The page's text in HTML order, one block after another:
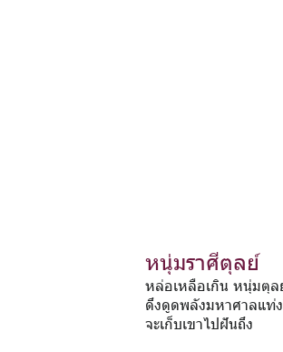
หนุ่มราศีตุลย์
หล่อเหลือเกิน หนุ่มตุล
ดึงดูดพลังมหาศาลแท่
จะเก็บเขาไปฝันถึง